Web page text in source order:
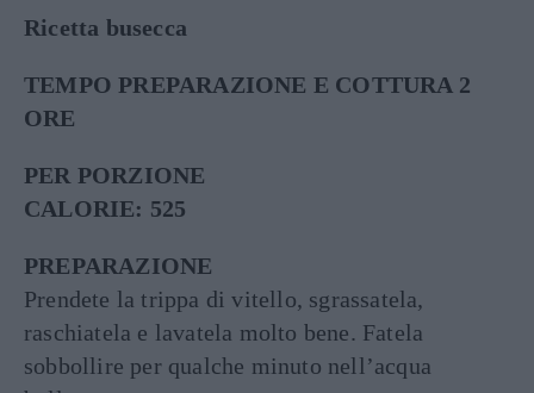
Ricetta busecca
TEMPO PREPARAZIONE E COTTURA 2
ORE
PER PORZIONE
CALORIE: 525
PREPARAZIONE
Prendete la trippa di vitello, sgrassatela,
raschiatela e lavatela molto bene. Fatela
sobbollire per qualche minuto nell’acqua